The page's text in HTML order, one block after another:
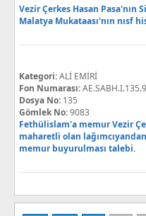
Vezir Çerkes Hasan Pasa'nın
Malatya Mukataası'nın nısf
Kategori:ALİ EMİRİ
Fon Numarası:
Dosya No: 135
Gömlek No:9083
Fethülislam'a memur Vezir
maharetli olan
memur buyurulması talebi.